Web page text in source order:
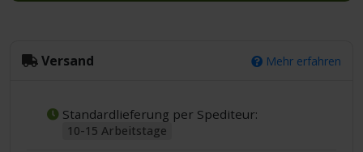
Versand Mehr erfahren
Standardlieferung per Spediteur:
10-15 Arbeitstage